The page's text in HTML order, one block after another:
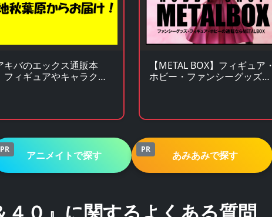
キバのエックス通販本
フィギュアやキャラクタ
【METAL BOX】フィギュア・
ホビー・ファンシーグッズの
PR アニメイトで探す PR あみあみで探す